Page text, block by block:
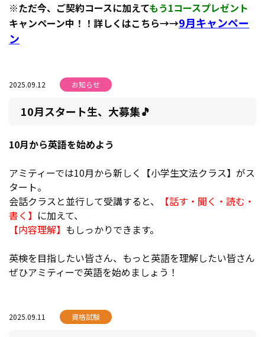
※ただ今、ご契約コースに加えてもう1コースプレゼント
キャンペーン中！！詳しくはこちら→→9月キャンペー
ン
2025.09.12 お知らせ
10月スタート生、大募集🎵
10月から英語を始めよう
アミティーでは10月から新しく【小学生文法クラス】がス
タート。
会話クラスと並行して受講すると、
【話す・聞く・読む・
書く】 に加えて、
【内容理解】 もしっかりできます。
英検を目指したい皆さん、もっと英語を理解したい皆さん
ぜひアミティーで英語を始めましょう！
2025.09.11 資格試験